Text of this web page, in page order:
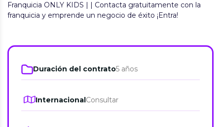
Franquicia ONLY KIDS | | Contacta gratuitamente con la
franquicia y emprende un negocio de éxito ¡Entra!
Duración del contrato5 años
Internacional Consultar